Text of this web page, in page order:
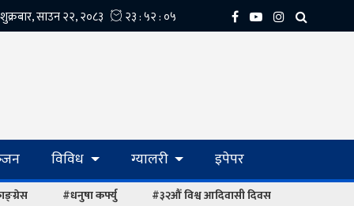
विविध ग्यालरी इपेपर
#धनुषा कर्फ्यु #३२औं विश्व आदिवासी दिवस